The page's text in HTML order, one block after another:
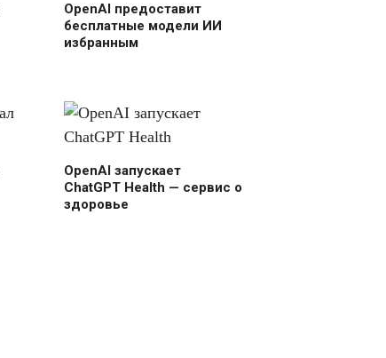
OpenAI предоставит
бесплатные модели ИИ
избранным
OpenAI запускает
ChatGPT Health — сервис о
здоровье